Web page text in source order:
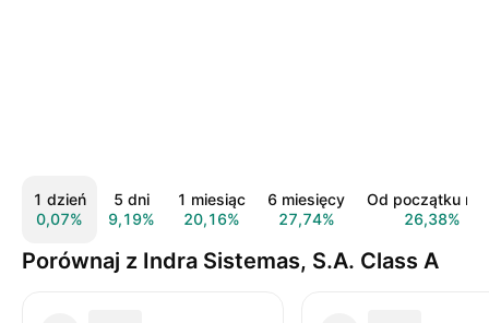
1 dzień
0,07%
5 dni
9,19%
1 miesiąc
20,16%
6 miesięcy
27,74%
Od początku
26,38%
Porównaj z Indra Sistemas, S.A. Class A